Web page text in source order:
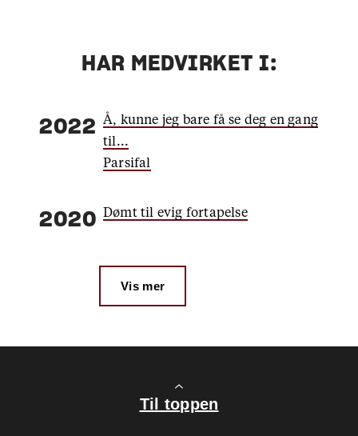
HAR MEDVIRKET I:
2022
Å, kunne jeg bare få se deg en gang
til...
Parsifal
2020 Dømt til evig fortapelse
Vis mer
Til toppen